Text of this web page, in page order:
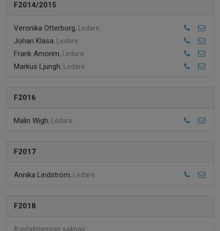
F2014/2015
Veronika Otterborg, Ledare
Johan Klasa, Ledare
Frank Amorim, Ledare
Markus Ljungh, Ledare
F2016
Malin Wigh, Ledare
F2017
Annika Lindström, Ledare
F2018
Kontaktperson saknas